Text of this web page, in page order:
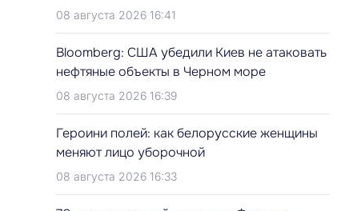
08 августа 2026 16:41
Bloomberg: США убедили Киев не атаковать
нефтяные объекты в Черном море
08 августа 2026 16:39
Героини полей: как белорусские женщины
меняют лицо уборочной
08 августа 2026 16:33